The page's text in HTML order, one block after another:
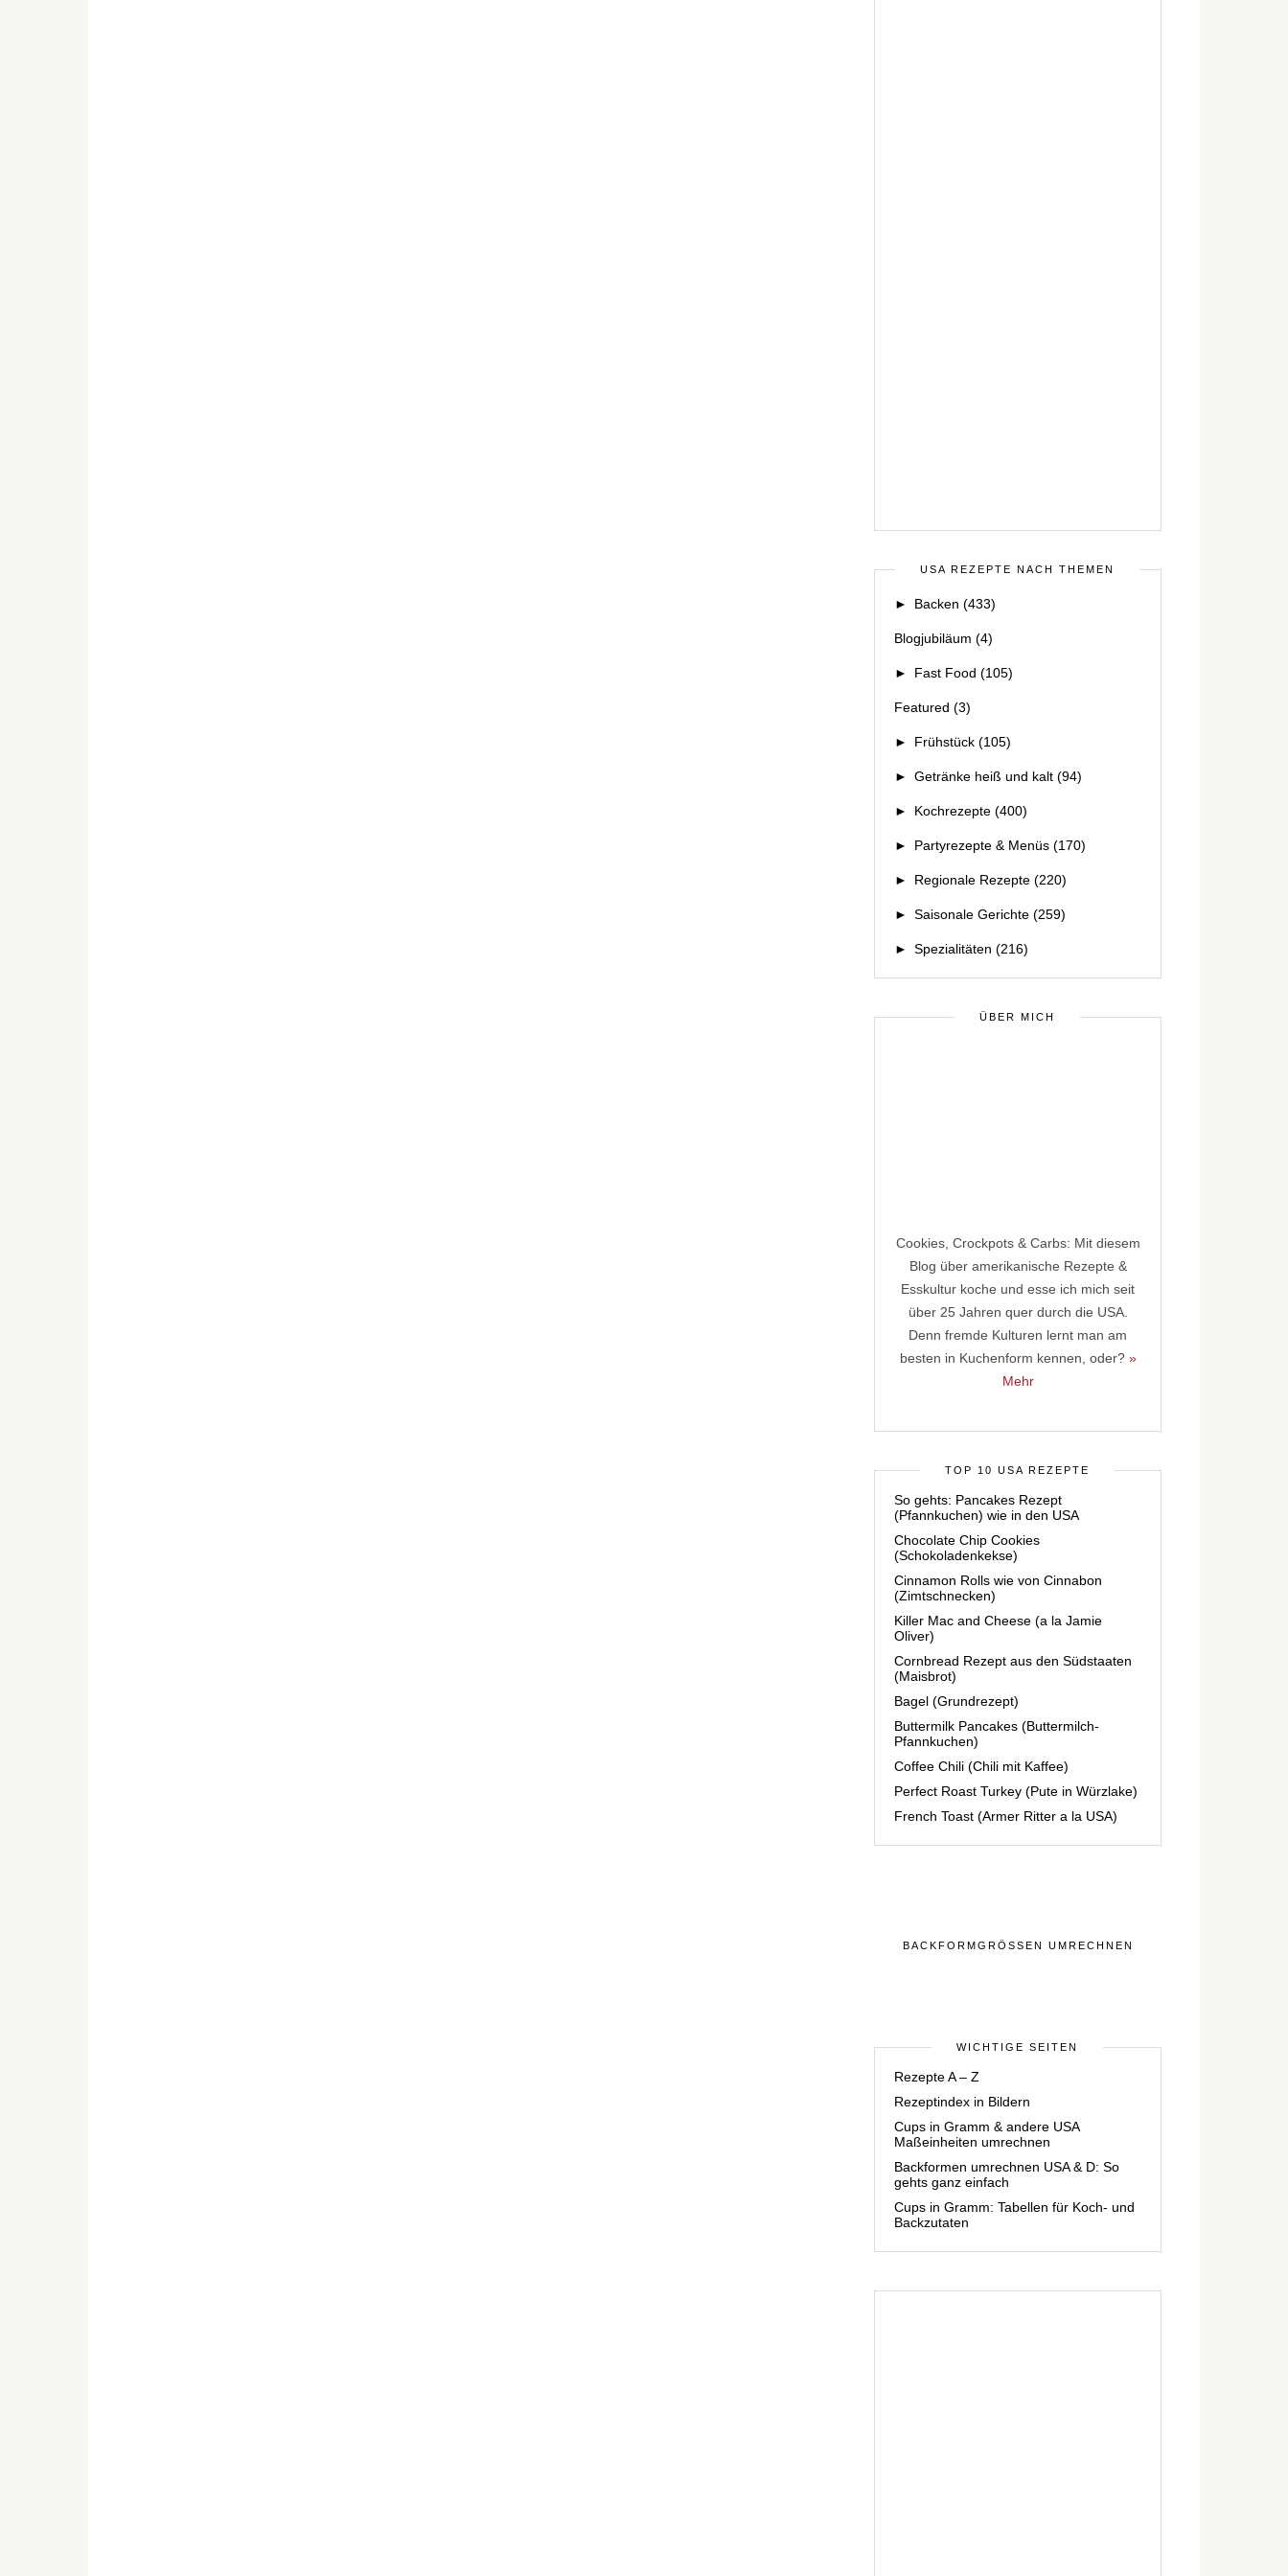
USA REZEPTE NACH THEMEN
► Backen (433)
Blogjubiläum (4)
► Fast Food (105)
Featured (3)
► Frühstück (105)
► Getränke heiß und kalt (94)
► Kochrezepte (400)
► Partyrezepte & Menüs (170)
► Regionale Rezepte (220)
► Saisonale Gerichte (259)
► Spezialitäten (216)
ÜBER MICH
Cookies, Crockpots & Carbs: Mit diesem
Blog über amerikanische Rezepte &
Esskultur koche und esse ich mich seit
über 25 Jahren quer durch die USA.
Denn fremde Kulturen lernt man am
besten in Kuchenform kennen, oder? »
Mehr
TOP 10 USA REZEPTE
So gehts: Pancakes Rezept
(Pfannkuchen) wie in den USA
Chocolate Chip Cookies
(Schokoladenkekse)
Cinnamon Rolls wie von Cinnabon
(Zimtschnecken)
Killer Mac and Cheese (a la Jamie
Oliver)
Cornbread Rezept aus den Südstaaten
(Maisbrot)
Bagel (Grundrezept)
Buttermilk Pancakes (Buttermilch-
Pfannkuchen)
Coffee Chili (Chili mit Kaffee)
Perfect Roast Turkey (Pute in Würzlake)
French Toast (Armer Ritter a la USA)
BACKFORMGRÖSSEN UMRECHNEN
WICHTIGE SEITEN
Rezepte A – Z
Rezeptindex in Bildern
Cups in Gramm & andere USA
Maßeinheiten umrechnen
Backformen umrechnen USA & D: So
gehts ganz einfach
Cups in Gramm: Tabellen für Koch- und
Backzutaten